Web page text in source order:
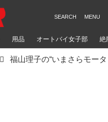
用品 オートバイ女子部 絶